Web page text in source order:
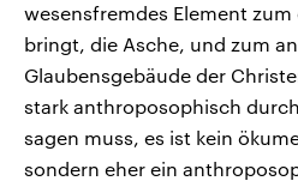
wesensfremdes Element
bringt, die Asche, und zum
Glaubensgebäude der
stark anthroposophisch
sagen muss, es ist kein
sondern eher ein